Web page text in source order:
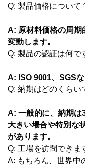
Q: 製品価格について
A: 原材料価格の周期
変動します。
Q: 製品の認証は何で
A: ISO 9001、SGSな
Q: 納期はどのくらい
A: 一般的に、納期は
大きい場合や特別な
があります。
Q: 工場を訪問できま
A: もちろん、世界中